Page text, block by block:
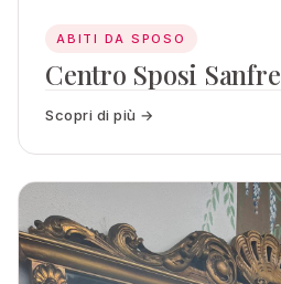
ABITI DA SPOSO
Centro Sposi Sanfre
Scopri di più →